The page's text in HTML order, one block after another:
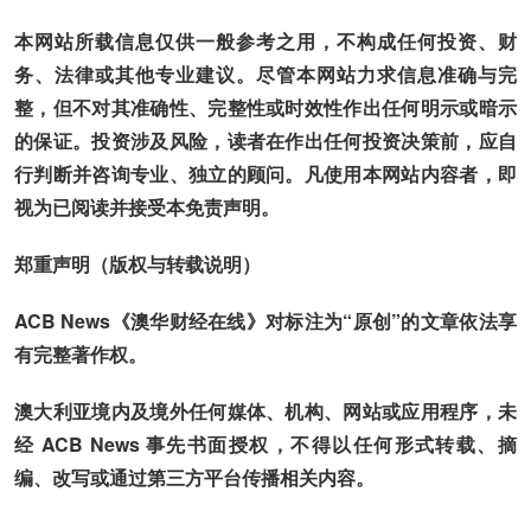
本网站所载信息仅供一般参考之用，不构成任何投资、财
务、法律或其他专业建议。尽管本网站力求信息准确与完
整，但不对其准确性、完整性或时效性作出任何明示或暗示
的保证。投资涉及风险，读者在作出任何投资决策前，应自
行判断并咨询专业、独立的顾问。凡使用本网站内容者，即
视为已阅读并接受本免责声明。
郑重声明（版权与转载说明）
ACB News《澳华财经在线》对标注为“原创”的文章依法享
有完整著作权。
澳大利亚境内及境外任何媒体、机构、网站或应用程序，未
经 ACB News 事先书面授权，不得以任何形式转载、摘
编、改写或通过第三方平台传播相关内容。